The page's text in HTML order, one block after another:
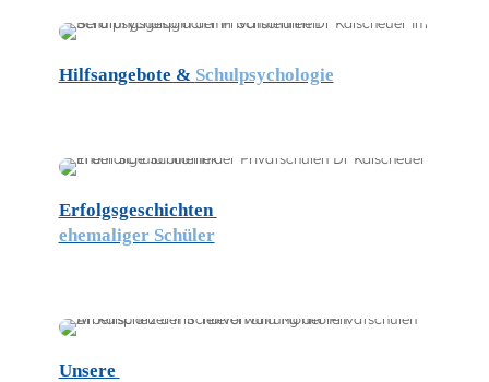
Hilfsangebote & Schulpsychologie
Erfolgsgeschichten
ehemaliger Schüler
Unsere